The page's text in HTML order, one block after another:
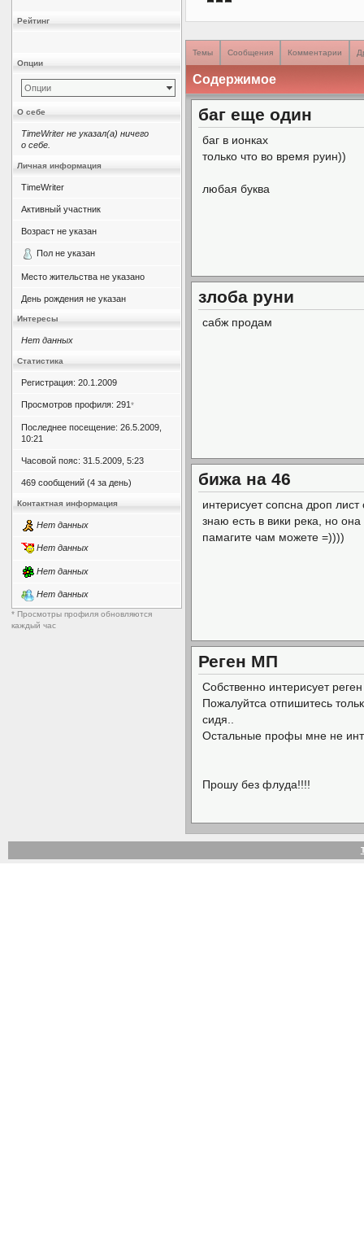
Рейтинг
Опции
Опции
О себе
TimeWriter не указал(а) ничего
о себе.
Личная информация
TimeWriter
Активный участник
Возраст не указан
Пол не указан
Место жительства не указано
День рождения не указан
Интересы
Нет данных
Статистика
Регистрация: 20.1.2009
Просмотров профиля: 291*
Последнее посещение: 26.5.2009,
10:21
Часовой пояс: 31.5.2009, 5:23
469 сообщений (4 за день)
Контактная информация
Нет данных
Нет данных
Нет данных
Нет данных
* Просмотры профиля обновляются
каждый час
Темы Сообщения Комментарии
Содержимое
баг еще один
баг в ионках
только что во время руин))
любая буква
злоба руни
сабж продам
бижа на 46
интерисует сопсна дроп
знаю есть в вики река, но
памагите чам можете =))))
Реген МП
Собственно интерисует
Пожалуйтса отпишитесь
сидя..
Остальные профы мне не
Прошу без флуда!!!!